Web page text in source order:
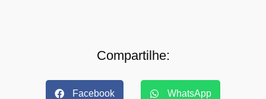
Compartilhe:
Facebook WhatsApp